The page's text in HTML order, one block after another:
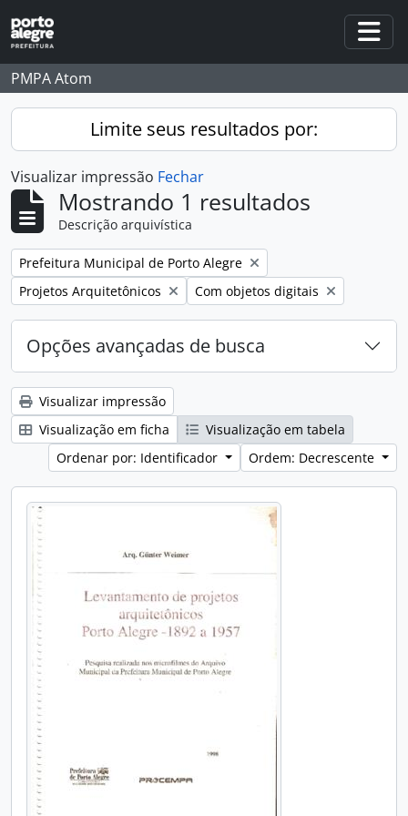
Skip to main content
PMPA Atom
Limite seus resultados por:
Visualizar impressão Fechar
Mostrando 1 resultados
Descrição arquivística
Remover filtro:
Prefeitura Municipal de Porto Alegre
Remover filtro:
Projetos Arquitetônicos Remover filtro:
Com objetos digitais
Opções avançadas de busca
Visualizar impressão
Visualização em ficha
Visualização em tabela
Ordenar por: Identificador
Ordem: Decrescente